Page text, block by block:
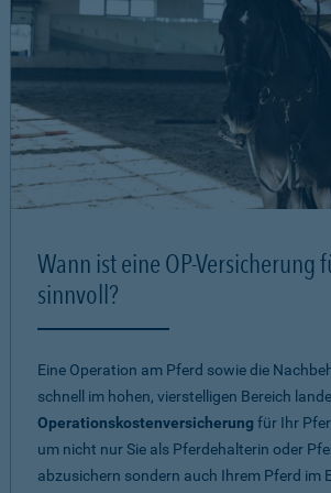
Wann ist eine OP-Versicherung
sinnvoll?
Eine Operation am Pferd sowie die
schnell im hohen, vierstelligen Bereich
Operationskostenversicherung für Ihr
um nicht nur Sie als Pferdehalterin oder
abzusichern sondern auch Ihrem Pferd im